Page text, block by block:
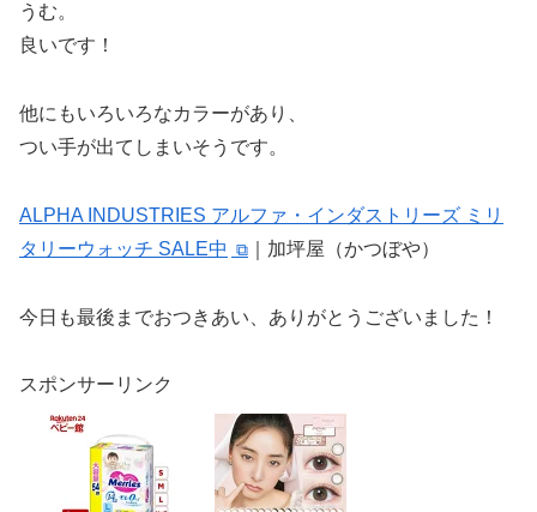
うむ。
良いです！
他にもいろいろなカラーがあり、
つい手が出てしまいそうです。
ALPHA INDUSTRIES アルファ・インダストリーズ ミリ
タリーウォッチ SALE中
｜加坪屋（かつぼや）
今日も最後までおつきあい、ありがとうございました！
スポンサーリンク